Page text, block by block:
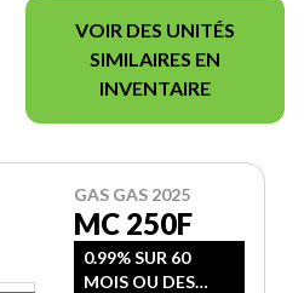
VOIR DES UNITÉS
SIMILAIRES EN
INVENTAIRE
GAS GAS 2025
MC 250F
0.99% SUR 60
MOIS OU DES